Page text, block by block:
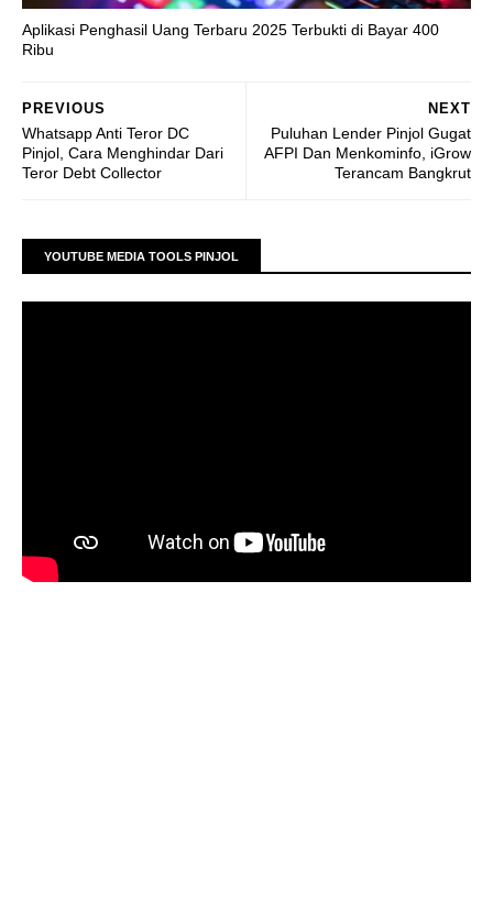
Aplikasi Penghasil Uang Terbaru 2025 Terbukti di Bayar 400
Ribu
NEXT
Puluhan Lender Pinjol Gugat
AFPI Dan Menkominfo, iGrow
Terancam Bangkrut
PREVIOUS
Whatsapp Anti Teror DC
Pinjol, Cara Menghindar Dari
Teror Debt Collector
YOUTUBE MEDIA TOOLS PINJOL